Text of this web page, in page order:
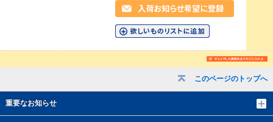
このページのトップへ
重要なお知らせ